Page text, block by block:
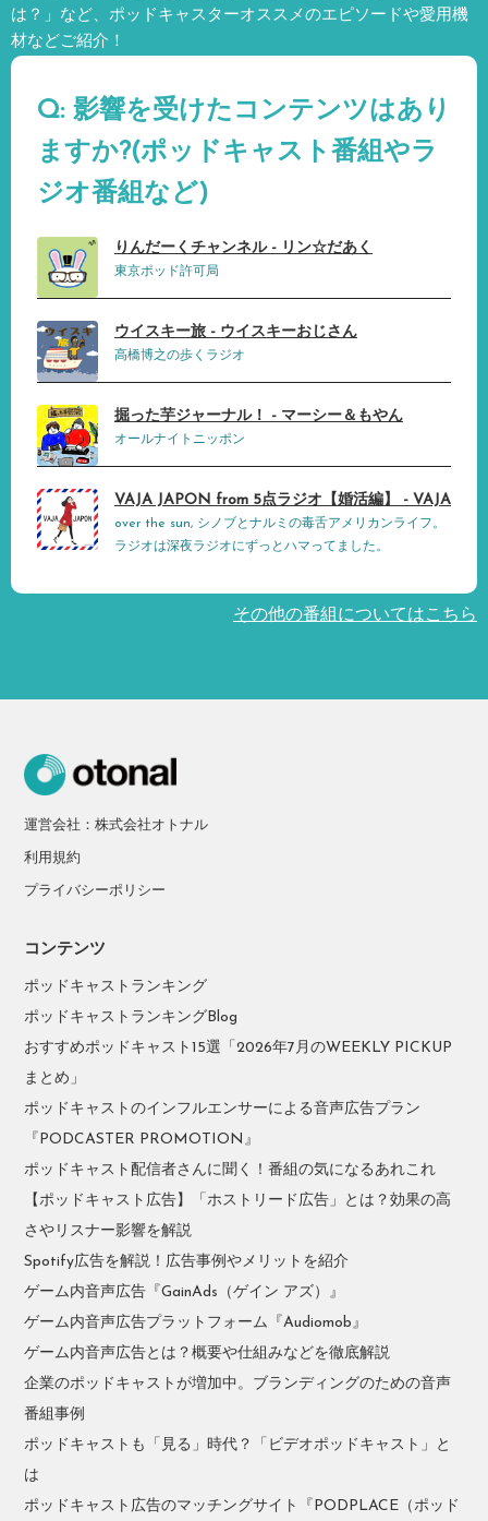
は？」など、 ポッドキャスターオススメのエピソードや愛用機
材などご紹介！
Q: 影響を受けたコンテンツはあり
ますか?(ポッドキャスト番組やラ
ジオ番組など)
りんだーくチャンネル - リン☆だあく
東京ポッド許可局
ウイスキー旅 - ウイスキーおじさん
高橋博之の歩くラジオ
掘った芋ジャーナル！ - マーシー＆もやん
オールナイトニッポン
VAJA JAPON from 5点ラジオ【婚活編】 - VAJA
over the sun, シノブとナルミの毒舌アメリカンライフ。
ラジオは深夜ラジオにずっとハマってました。
その他の番組についてはこちら
運営会社：株式会社オトナル
利用規約
プライバシーポリシー
コンテンツ
ポッドキャストランキング
ポッドキャストランキングBlog
おすすめポッドキャスト15選「2026年7月のWEEKLY PICKUP
まとめ」
ポッドキャストのインフルエンサーによる音声広告プラン
『PODCASTER PROMOTION』
ポッドキャスト配信者さんに聞く！番組の気になるあれこれ
【ポッドキャスト広告】「ホストリード広告」とは？効果の高
さやリスナー影響を解説
Spotify広告を解説！広告事例やメリットを紹介
ゲーム内音声広告『GainAds（ゲイン アズ）』
ゲーム内音声広告プラットフォーム『Audiomob』
ゲーム内音声広告とは？概要や仕組みなどを徹底解説
企業のポッドキャストが増加中。ブランディングのための音声
番組事例
ポッドキャストも「見る」時代？「ビデオポッドキャスト」と
は
ポッドキャスト広告のマッチングサイト『PODPLACE（ポッド